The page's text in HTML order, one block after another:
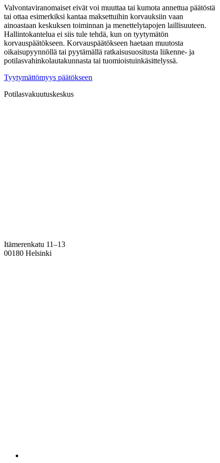
Valvontaviranomaiset eivät voi muuttaa tai kumota annettua päätöstä
tai ottaa esimerkiksi kantaa maksettuihin korvauksiin vaan
ainoastaan keskuksen toiminnan ja menettelytapojen laillisuuteen.
Hallintokantelua ei siis tule tehdä, kun on tyytymätön
korvauspäätökseen. Korvauspäätökseen haetaan muutosta
oikaisupyynnöllä tai pyytämällä ratkaisusuositusta liikenne- ja
potilasvahinkolautakunnasta tai tuomioistuinkäsittelyssä.
Tyytymättömyys päätökseen
Potilasvakuutuskeskus
Itämerenkatu 11–13
00180 Helsinki